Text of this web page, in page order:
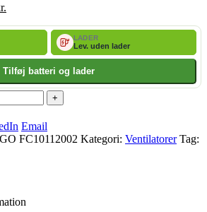
pris
2.495,00 kr..
LADER
Lev. uden lader
Tilføj batteri og lader
+
Email
FC10112002 Kategori: Ventilatorer Tag: